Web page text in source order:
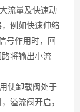
流量及快速动
例如快速伸缩
号作用时，回
将输出小流
使卸载阀处于
溢流阀开启，